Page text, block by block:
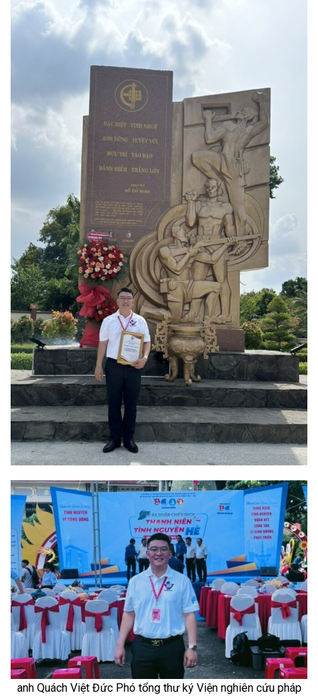
anh Quách Việt Đức Phó tổng thư ký Viện nghiên cứu pháp